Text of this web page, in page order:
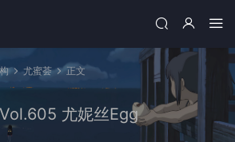
尤蜜荟 正文
尤妮丝Egg